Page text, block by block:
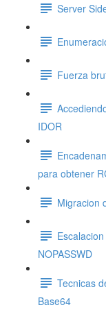
Server
Fuerza
IDOR
para obtener
Migracion
NOPASSWD
Tecnicas
Base64